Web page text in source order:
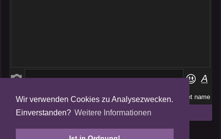
Wir verwenden Cookies zu Analysezwecken.
Einverstanden? Weitere Informationen
Folge uns auf
Tweets by AmalgamFansubs